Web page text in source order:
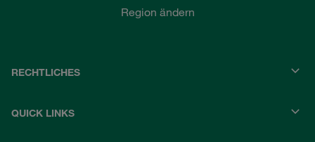
Region ändern
RECHTLICHES
QUICK LINKS